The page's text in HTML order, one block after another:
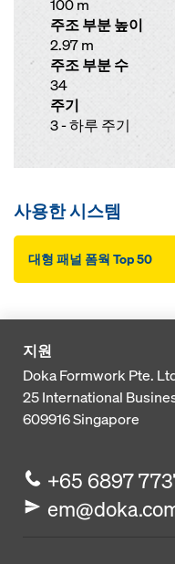
100 m
주조 부분 높이
2.97 m
주조 부분 수
34
주기
3 - 하루 주기
사용한 시스템
대형 패널 폼웍 Top 50
지원
Doka Formwork Pte.
25 International
609916Singapore
+65 6897